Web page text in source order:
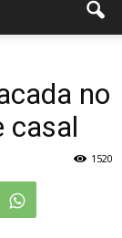
no
casal
1520